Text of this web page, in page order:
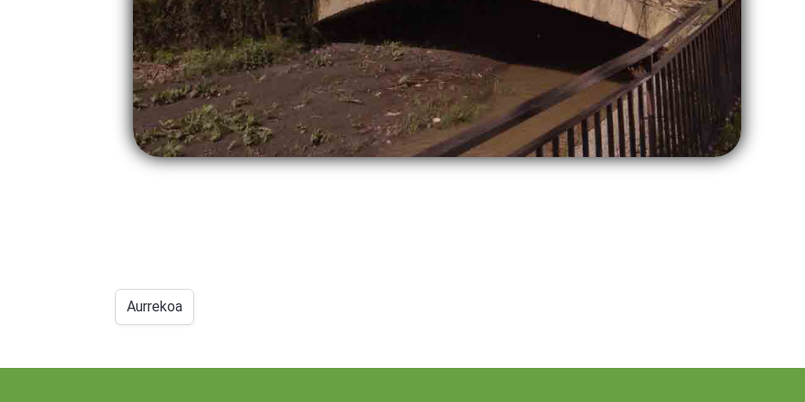
Aurrekoa